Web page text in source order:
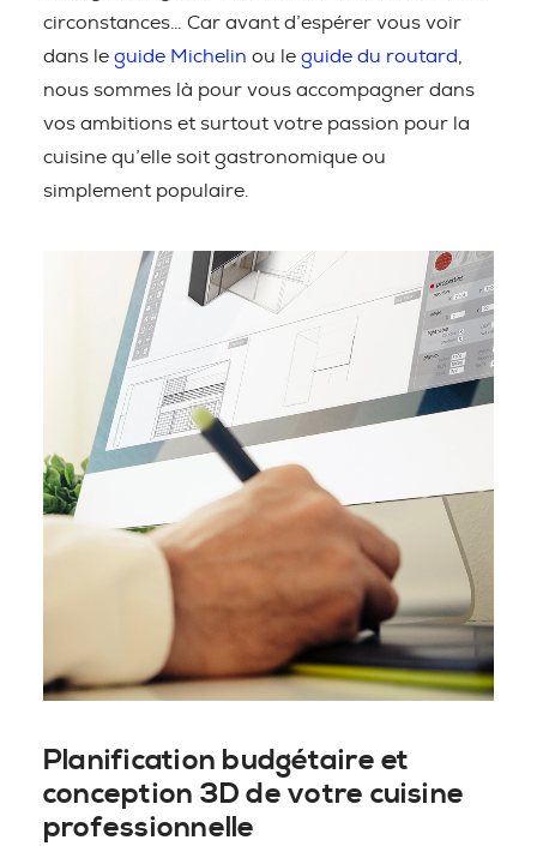
circonstances… Car avant d’espérer vous voir
dans le guide Michelin ou le guide du routard
nous sommes là pour vous accompagner dans
vos ambitions et surtout votre passion pour la
cuisine qu’elle soit gastronomique ou
simplement populaire.
Planification budgétaire et
conception 3D de votre cuisine
professionnelle